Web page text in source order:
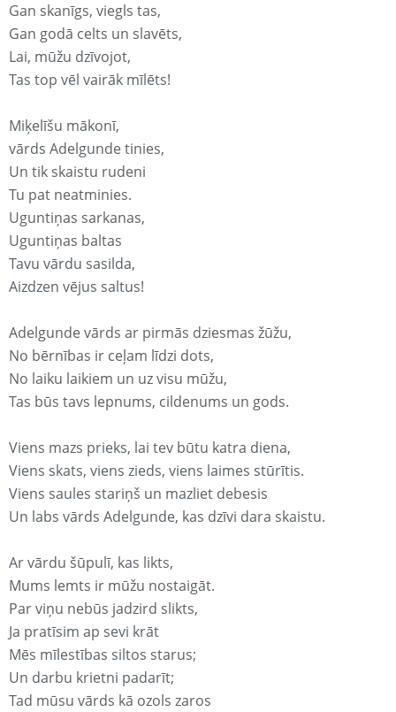
Gan skanīgs, viegls tas,
Gan godā celts un slavēts,
Lai, mūžu dzīvojot,
Tas top vēl vairāk mīlēts!
Miķelīšu mākonī,
vārds Adelgunde tinies,
Un tik skaistu rudeni
Tu pat neatminies.
Uguntiņas sarkanas,
Uguntiņas baltas
Tavu vārdu sasilda,
Aizdzen vējus saltus!
Adelgunde vārds ar pirmās dziesmas žūžu,
No bērnības ir ceļam līdzi dots,
No laiku laikiem un uz visu mūžu,
Tas būs tavs lepnums, cildenums un gods.
Viens mazs prieks, lai tev būtu katra diena,
Viens skats, viens zieds, viens laimes stūrītis.
Viens saules stariņš un mazliet debesis
Un labs vārds Adelgunde, kas dzīvi dara skaistu.
Ar vārdu šūpulī, kas likts,
Mums lemts ir mūžu nostaigāt.
Par viņu nebūs jadzird slikts,
Ja pratīsim ap sevi krāt
Mēs mīlestības siltos starus;
Un darbu krietni padarīt;
Tad mūsu vārds kā ozols zaros